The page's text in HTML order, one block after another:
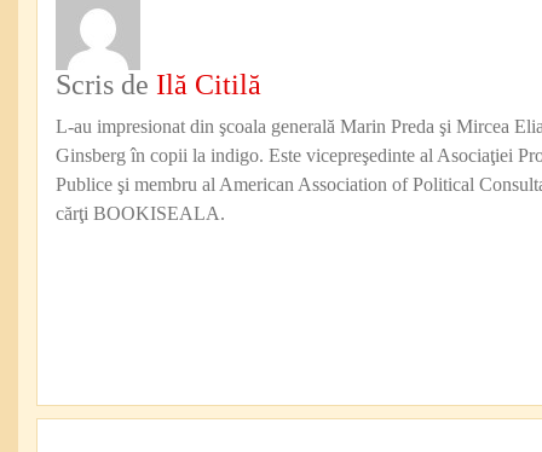
Scris de Ilă Citilă
L-au impresionat din şcoala generală Marin Preda şi Mircea
Ginsberg în copii la indigo. Este vicepreşedinte al Asociaţiei
Publice şi membru al American Association of Political
cărţi BOOKISEALA.